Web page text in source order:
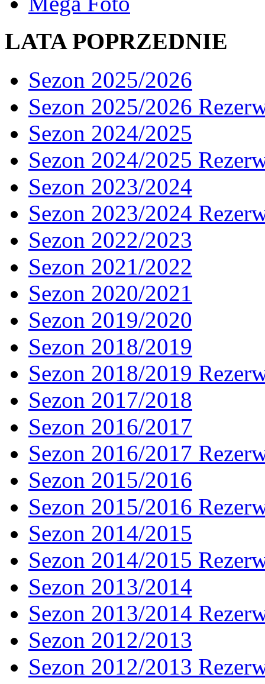
LATA POPRZEDNIE
Sezon 2025/2026
Sezon 2025/2026
Sezon 2024/2025
Sezon 2024/2025
Sezon 2023/2024
Sezon 2023/2024
Sezon 2022/2023
Sezon 2021/2022
Sezon 2020/2021
Sezon 2019/2020
Sezon 2018/2019
Sezon 2018/2019
Sezon 2017/2018
Sezon 2016/2017
Sezon 2016/2017
Sezon 2015/2016
Sezon 2015/2016
Sezon 2014/2015
Sezon 2014/2015
Sezon 2013/2014
Sezon 2013/2014
Sezon 2012/2013
Sezon 2012/2013